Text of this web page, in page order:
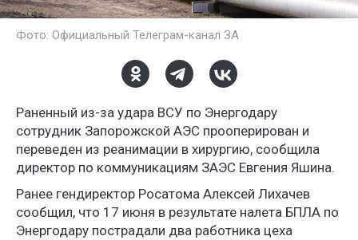
Фото: Официальный Телеграм-канал ЗА
Раненный из-за удара ВСУ по Энергодару
сотрудник Запорожской АЭС прооперирован и
переведен из реанимации в хирургию, сообщила
директор по коммуникациям ЗАЭС Евгения Яшина.
Ранее гендиректор Росатома Алексей Лихачев
сообщил, что 17 июня в результате налета БПЛА по
Энергодару пострадали два работника цеха